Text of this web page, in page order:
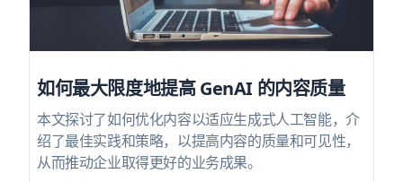
如何最大限度地提高 GenAI 的内容质量
本文探讨了如何优化内容以适应生成式人工智能，介
绍了最佳实践和策略，以提高内容的质量和可见性，
从而推动企业取得更好的业务成果。